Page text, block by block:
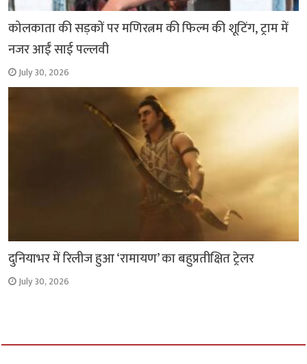
कोलकाता की सड़कों पर मणिरत्नम की फिल्म की शूटिंग, ट्राम में
नजर आईं साई पल्लवी
July 30, 2026
दुनियाभर में रिलीज हुआ ‘रामायण’ का बहुप्रतीक्षित ट्रेलर
July 30, 2026